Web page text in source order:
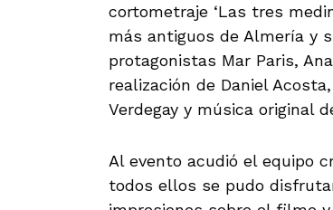
cortometraje ‘Las tres
más antiguos de Almería y
protagonistas Mar Paris,
realización de Daniel
Verdegay y música original
Al evento acudió el equipo
todos ellos se pudo